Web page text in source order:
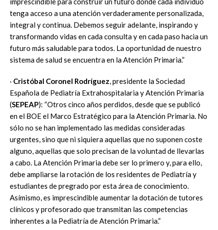
tenga acceso a una atención verdaderamente personalizada,
integral y continua. Debemos seguir adelante, inspirando y
transformando vidas en cada consulta y en cada paso hacia un
futuro más saludable para todos. La oportunidad de nuestro
sistema de salud se encuentra en la Atención Primaria.”
· Cristóbal Coronel Rodríguez, presidente la Sociedad
Española de Pediatría Extrahospitalaria y Atención Primaria
(SEPEAP): “Otros cinco años perdidos, desde que se publicó
en el BOE el Marco Estratégico para la Atención Primaria. No
sólo no se han implementado las medidas consideradas
urgentes, sino que ni siquiera aquellas que no suponen coste
alguno, aquellas que solo precisan de la voluntad de llevarlas
a cabo. La Atención Primaria debe ser lo primero y, para ello,
debe ampliarse la rotación de los residentes de Pediatría y
estudiantes de pregrado por esta área de conocimiento.
Asímismo, es imprescindible aumentar la dotación de tutores
clínicos y profesorado que transmitan las competencias
inherentes a la Pediatría de Atención Primaria.”